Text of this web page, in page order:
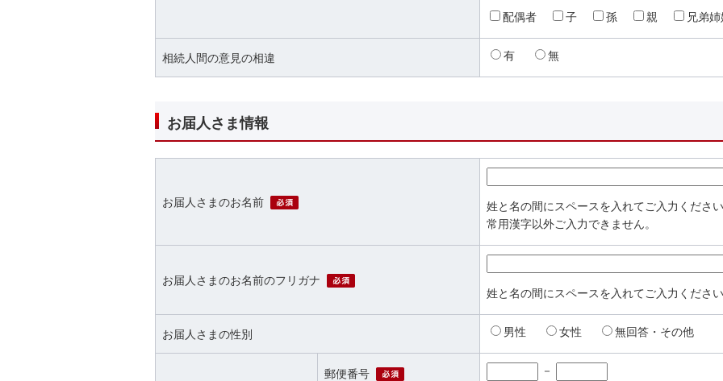
配偶者 子 孫 親 兄弟
相続人間の意見の相違 有 無
お届人さま情報
お届人さまのお名前
姓と名の間にスペースを入れてご入力くださ
常用漢字以外ご入力できません。
お届人さまのお名前のフリガナ
姓と名の間にスペースを入れてご入力くださ
お届人さまの性別 男性 女性 無回答・その他
郵便番号 －